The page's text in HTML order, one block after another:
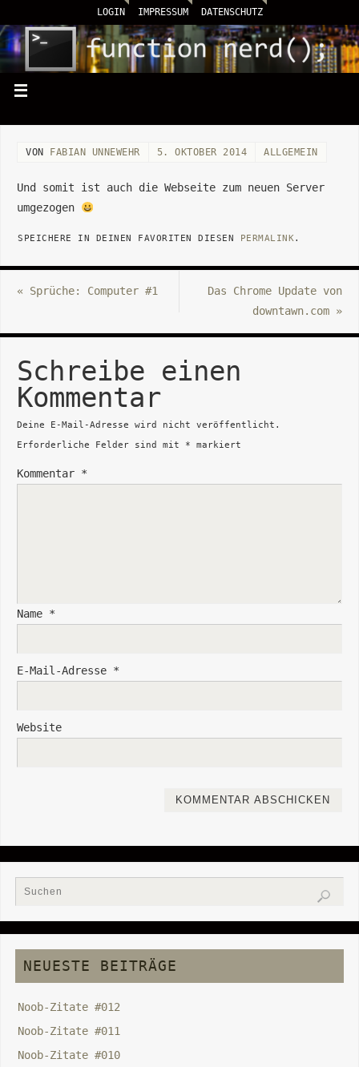
LOGIN IMPRESSUM DATENSCHUTZ
VON FABIAN UNNEWEHR 5. OKTOBER 2014 ALLGEMEIN
Und somit ist auch die Webseite zum neuen Server
umgezogen
SPEICHERE IN DEINEN FAVORITEN DIESEN PERMALINK.
« Sprüche: Computer #1
Das Chrome Update von
downtawn.com »
Schreibe einen
Kommentar
Deine E-Mail-Adresse wird nicht veröffentlicht.
Erforderliche Felder sind mit * markiert
Kommentar *
Name *
E-Mail-Adresse *
Website
NEUESTE BEITRÄGE
Noob-Zitate #012
Noob-Zitate #011
Noob-Zitate #010